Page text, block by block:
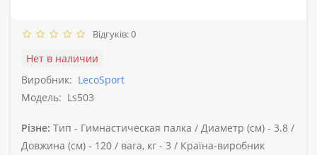
Відгуків: 0
Нет в наличии
Виробник: LecoSport
Модель: Ls503
Різне: Тип - Гимнастическая палка / Диаметр (см) - 3.8 /
Довжина (см) - 120 / вага, кг - 3 / Країна-виробник